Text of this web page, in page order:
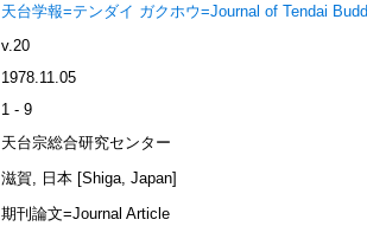
天台学報=テンダイ ガクホウ=Journal of Tendai
v.20
1978.11.05
1 - 9
天台宗総合研究センター
滋賀, 日本 [Shiga, Japan]
期刊論文=Journal Article